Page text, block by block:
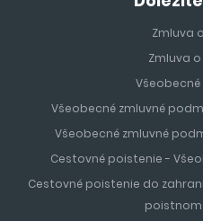
Zmluva
Zmluva
Všeobecné zmluvné
Všeobecné zmluvné
Cestovné poistenie -
Cestovné poistenie do